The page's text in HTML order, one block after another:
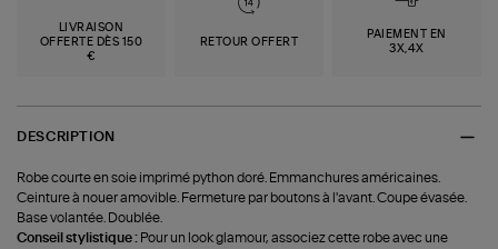
LIVRAISON
OFFERTE DÈS 150
€
RETOUR OFFERT
PAIEMENT EN
3X,4X
DESCRIPTION
Robe courte en soie imprimé python doré. Emmanchures américaines.
Ceinture à nouer amovible. Fermeture par boutons à l'avant. Coupe évasée.
Base volantée. Doublée.
Conseil stylistique : Pour un look glamour, associez cette robe avec une